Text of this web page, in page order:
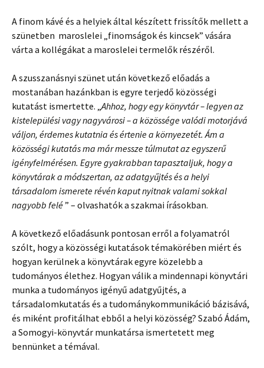
A finom kávé és a helyiek által készített frissítők mellett a
szünetben maroslelei „finomságok és kincsek” vására
várta a kollégákat a maroslelei termelők részéről.
A szusszanásnyi szünet után következő előadás a
mostanában hazánkban is egyre terjedő közösségi
kutatást ismertette. „Ahhoz, hogy egy könyvtár – legyen az
kistelepülési vagy nagyvárosi – a közössége valódi motorjává
váljon, érdemes kutatnia és értenie a környezetét. Ám a
közösségi kutatás ma már messze túlmutat az egyszerű
igényfelmérésen. Egyre gyakrabban tapasztaljuk, hogy a
könyvtárak a módszertan, az adatgyűjtés és a helyi
társadalom ismerete révén kaput nyitnak valami sokkal
nagyobb felé” – olvashatók a szakmai írásokban.
A következő előadásunk pontosan erről a folyamatról
szólt, hogy a közösségi kutatások témakörében miért és
hogyan kerülnek a könyvtárak egyre közelebb a
tudományos élethez. Hogyan válik a mindennapi könyvtári
munka a tudományos igényű adatgyűjtés, a
társadalomkutatás és a tudománykommunikáció bázisává,
és miként profitálhat ebből a helyi közösség? Szabó Ádám,
a Somogyi-könyvtár munkatársa ismertetett meg
bennünket a témával.